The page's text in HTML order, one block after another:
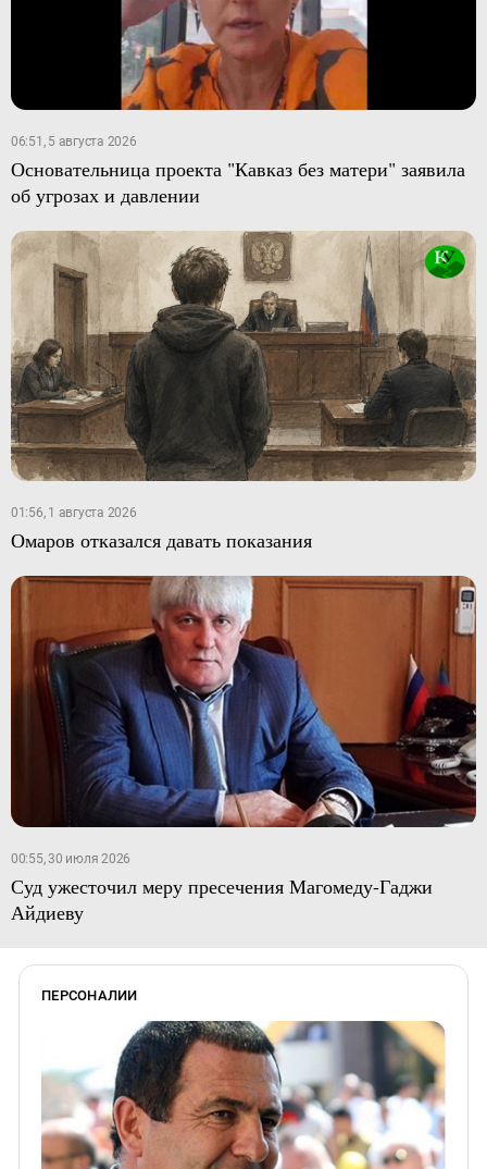
06:51, 5 августа 2026
Основательница проекта "Кавказ без матери" заявила
об угрозах и давлении
01:56, 1 августа 2026
Омаров отказался давать показания
00:55, 30 июля 2026
Суд ужесточил меру пресечения Магомеду-Гаджи
Айдиеву
ПЕРСОНАЛИИ